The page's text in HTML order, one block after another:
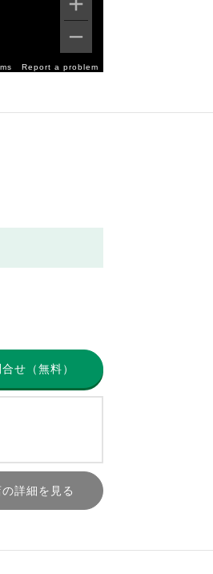
Report a problem
せ（無料）
詳細を見る